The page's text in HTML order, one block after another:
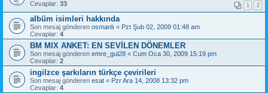
Cevaplar: 33 1 2
albüm isimleri hakkında
Son mesaj gönderen osmanlı « Pzt Şub 02, 2009 01:48 am
Cevaplar: 4
BM MIX ANKET: EN SEVİLEN DÖNEMLER
Son mesaj gönderen emre_gul28 « Cum Oca 30, 2009 15:19 pm
Cevaplar: 2
ingilzce şarkıların türkçe çevirileri
Son mesaj gönderen esat « Pzr Ara 14, 2008 13:32 pm
Cevaplar: 4